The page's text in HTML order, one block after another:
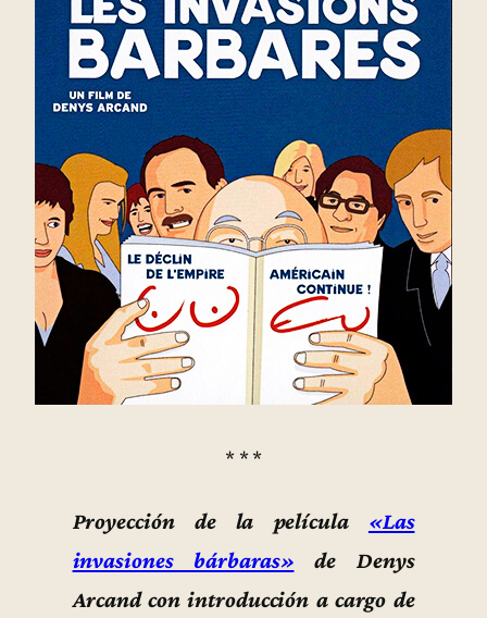
* * *
Proyección de la película «Las
invasiones bárbaras» de Denys
Arcand con introducción a cargo de